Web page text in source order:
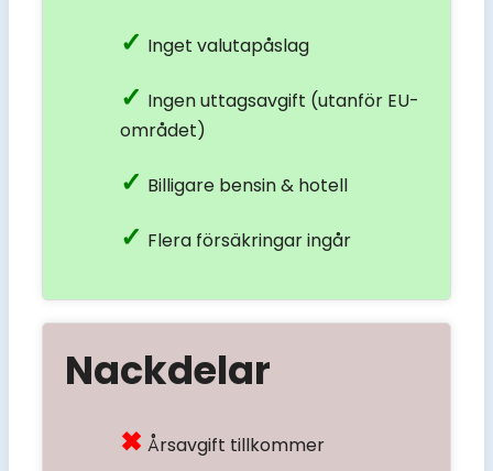
Inget valutapåslag
Ingen uttagsavgift (utanför EU-
området)
Billigare bensin & hotell
Flera försäkringar ingår
Nackdelar
Årsavgift tillkommer